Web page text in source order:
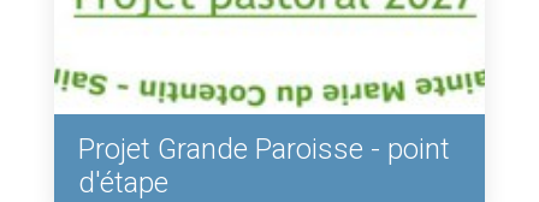
Projet Grande Paroisse - point
d'étape